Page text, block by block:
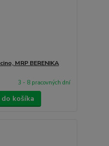
MRP BERENIKA
3 - 8 pracovných dní
košíka